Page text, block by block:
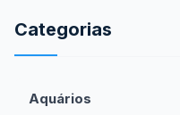
Categorias
Aquários